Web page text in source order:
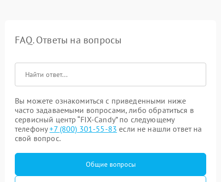
FAQ. Ответы на вопросы
Вы можете ознакомиться с приведенными ниже
часто задаваемыми вопросами, либо обратиться в
сервисный центр “FIX-Candy” по следующему
телефону+7 (800) 301-55-83 если не нашли ответ на
свой вопрос.
Общие вопросы